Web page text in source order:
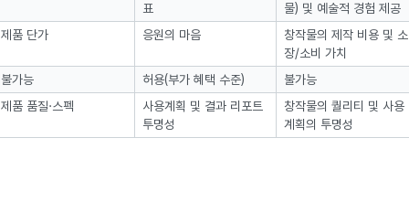
표
물) 및 예술적 경험 제공
제품 단가
응원의 마음
창작물의 제작 비용 및 소
장/소비 가치
불가능
허용(부가 혜택 수준)
불가능
제품 품질·스펙
사용계획 및 결과 리포트
투명성
창작물의 퀄리티 및 사용
계획의 투명성